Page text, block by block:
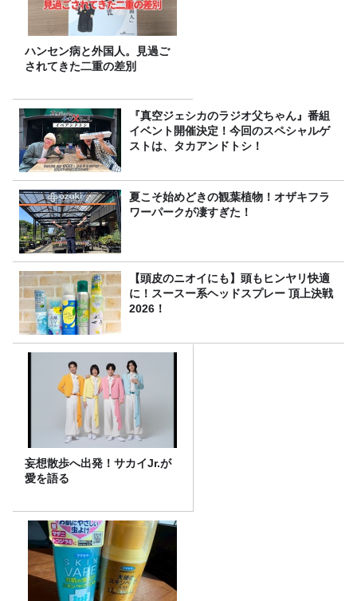
ハンセン病と外国人。見過ご
されてきた二重の差別
『真空ジェシカのラジオ父ちゃん』番組
イベント開催決定！今回のスペシャルゲ
ストは、タカアンドトシ！
夏こそ始めどきの観葉植物！オザキフラ
ワーパークが凄すぎた！
【頭皮のニオイにも】頭もヒンヤリ快適
に！スースー系ヘッドスプレー 頂上決戦
2026！
妄想散歩へ出発！サカイJr.が
愛を語る